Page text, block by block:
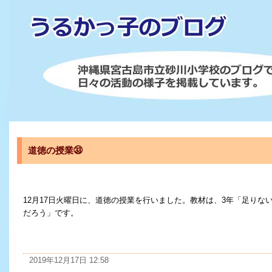
道徳の授業㉝
12月17日火曜日に、道徳の授業を行いました。教材は、3年「足りな
だろう」です。
2019年12月17日 12:58